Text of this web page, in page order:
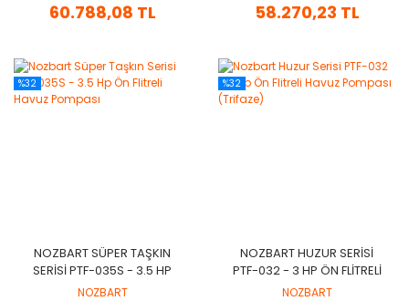
60.788,08 TL 58.270,23 TL
%32
NOZBART SÜPER TAŞKIN
SERISI PTF-035S - 3.5 HP
ÖN FLITRELI HAVUZ
NOZBART
%32
NOZBART HUZUR SERISI
PTF-032 - 3 HP ÖN FLITRELI
HAVUZ POMPASI (TRIFAZE)
NOZBART